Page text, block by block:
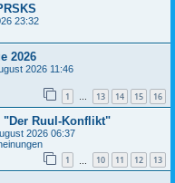
23:32
2026
2026 11:46
1 … 13 14 15 16
"Der Ruul-Konflikt"
2026 06:37
1 10 11 12 13